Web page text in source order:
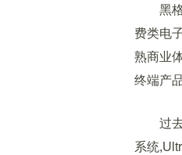
黑格
费类电
熟商业
终端产
过去
系统